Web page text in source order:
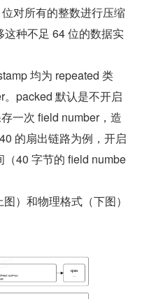
对所有的整数进行压缩
种不足 64 位的数据实
均为 repeated 类
packed 默认是不开启
一次 field number，造
的扇出链路为例，开启
40 字节的 field numbe
）和物理格式（下图）